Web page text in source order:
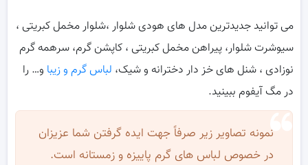
می توانید جدیدترین مدل های هودی شلوار ،شلوار مخمل کبریتی ،
سیوشرت شلوار، پیراهن مخمل کبریتی ، کاپشن گرم، سرهمه گرم
نوزادی ، شنل های خز دار دخترانه و شیک، لباس گرم و زیبا و… را
در مگ آیفوم ببینید.
نمونه تصاویر زیر صرفاً جهت ایده گرفتن شما عزیزان
در خصوص لباس های گرم پاییزه و زمستانه است.